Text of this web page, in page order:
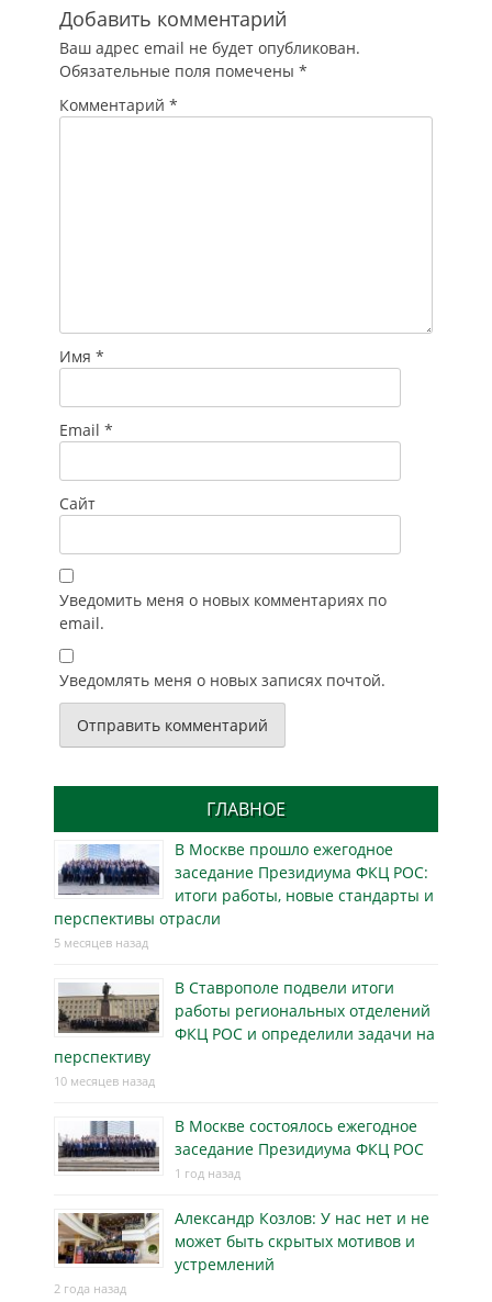
созданную для
мониторинга
безопасности в
аэропортах. Это не
просто "камеры с
записью". Новая…
Добавить комментарий
Ваш адрес email не будет опубликован.
Обязательные поля помечены *
Комментарий *
Имя *
Email *
Сайт
Уведомить меня о новых комментариях по
email.
Уведомлять меня о новых записях почтой.
ГЛАВНОЕ
В Москве прошло ежегодное
заседание Президиума ФКЦ РОС:
итоги работы, новые стандарты и
перспективы отрасли
5 месяцев назад
В Ставрополе подвели итоги
работы региональных отделений
ФКЦ РОС и определили задачи на
перспективу
10 месяцев назад
В Москве состоялось ежегодное
заседание Президиума ФКЦ РОС
1 год назад
Александр Козлов: У нас нет и не
может быть скрытых мотивов и
устремлений
2 года назад